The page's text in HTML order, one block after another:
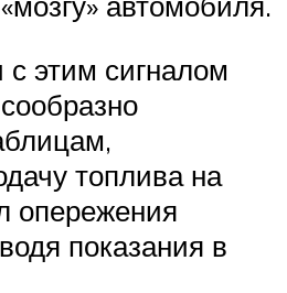
с этим сигналом
топлива на
опережения
показания в